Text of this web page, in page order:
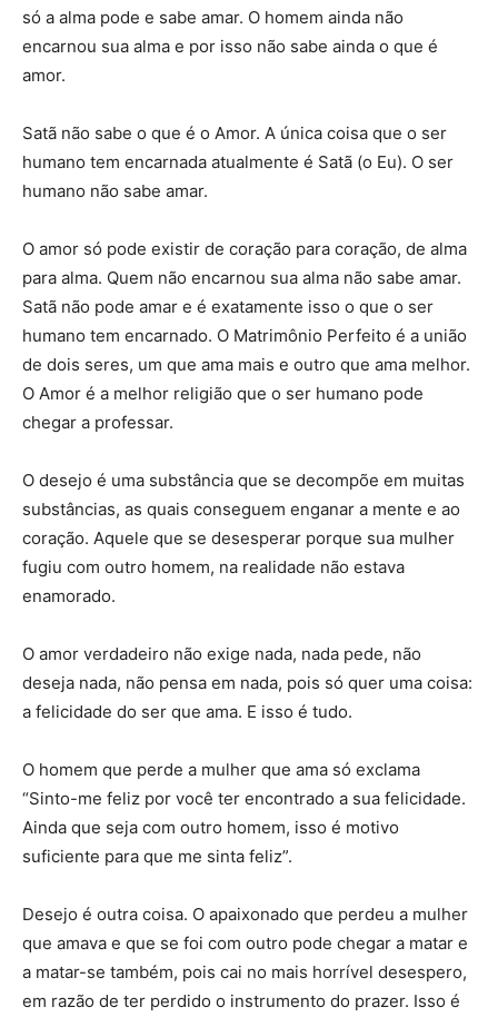
só a alma pode e sabe amar. O homem ainda não
encarnou sua alma e por isso não sabe ainda o que é
amor.
Satã não sabe o que é o Amor. A única coisa que o ser
humano tem encarnada atualmente é Satã (o Eu). O ser
humano não sabe amar.
O amor só pode existir de coração para coração, de alma
para alma. Quem não encarnou sua alma não sabe amar.
Satã não pode amar e é exatamente isso o que o ser
humano tem encarnado. O Matrimônio Perfeito é a união
de dois seres, um que ama mais e outro que ama melhor.
O Amor é a melhor religião que o ser humano pode
chegar a professar.
O desejo é uma substância que se decompõe em muitas
substâncias, as quais conseguem enganar a mente e ao
coração. Aquele que se desesperar porque sua mulher
fugiu com outro homem, na realidade não estava
enamorado.
O amor verdadeiro não exige nada, nada pede, não
deseja nada, não pensa em nada, pois só quer uma coisa:
a felicidade do ser que ama. E isso é tudo.
O homem que perde a mulher que ama só exclama
“Sinto-me feliz por você ter encontrado a sua felicidade.
Ainda que seja com outro homem, isso é motivo
suficiente para que me sinta feliz”.
Desejo é outra coisa. O apaixonado que perdeu a mulher
que amava e que se foi com outro pode chegar a matar e
a matar-se também, pois cai no mais horrível desespero,
em razão de ter perdido o instrumento do prazer. Isso é